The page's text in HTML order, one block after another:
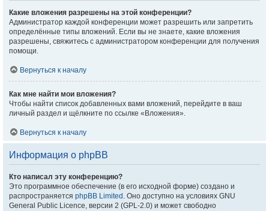
Какие вложения разрешены на этой конференции?
Администратор каждой конференции может разрешить или запретить
определённые типы вложений. Если вы не знаете, какие вложения
разрешены, свяжитесь с администратором конференции для получения
помощи.
Вернуться к началу
Как мне найти мои вложения?
Чтобы найти список добавленных вами вложений, перейдите в ваш
личный раздел и щёлкните по ссылке «Вложения».
Вернуться к началу
Информация о phpBB
Кто написал эту конференцию?
Это программное обеспечение (в его исходной форме) создано и
распространяется phpBB Limited . Оно доступно на условиях GNU
General Public Licence, версии 2 (GPL-2.0) и может свободно